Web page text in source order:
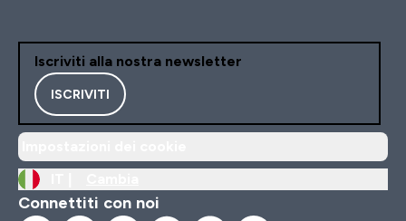
Iscriviti alla nostra newsletter
ISCRIVITI
Connettiti con noi